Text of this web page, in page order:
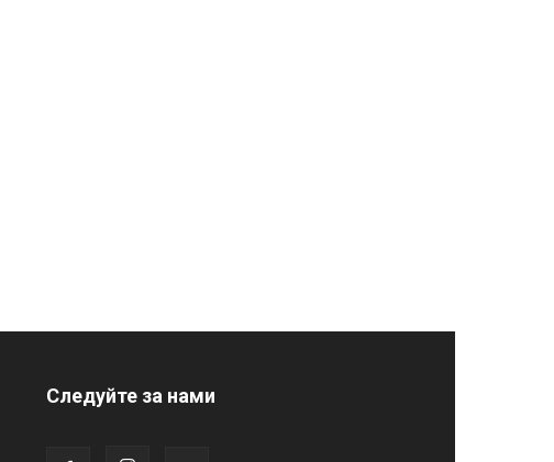
Следуйте за нами